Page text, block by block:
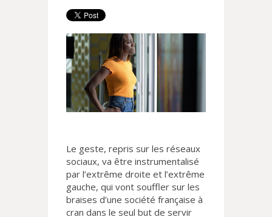
Le geste, repris sur les réseaux
sociaux, va être instrumentalisé
par l’extrême droite et l’extrême
gauche, qui vont souffler sur les
braises d’une société française à
cran dans le seul but de servir